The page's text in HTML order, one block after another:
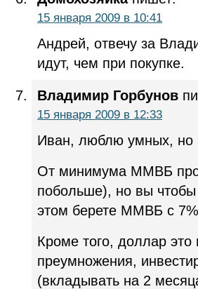
15 января 2009 в 10:41
Андрей, отвечу за
идут, чем при покупке.
Владимир Горбунов
15 января 2009 в 12:33
Иван, люблю умных, но
От минимума ММВБ
побольше), но вы чтобы
этом берете ММВБ с
Кроме того, доллар
преумножения,
(вкладывать на 2